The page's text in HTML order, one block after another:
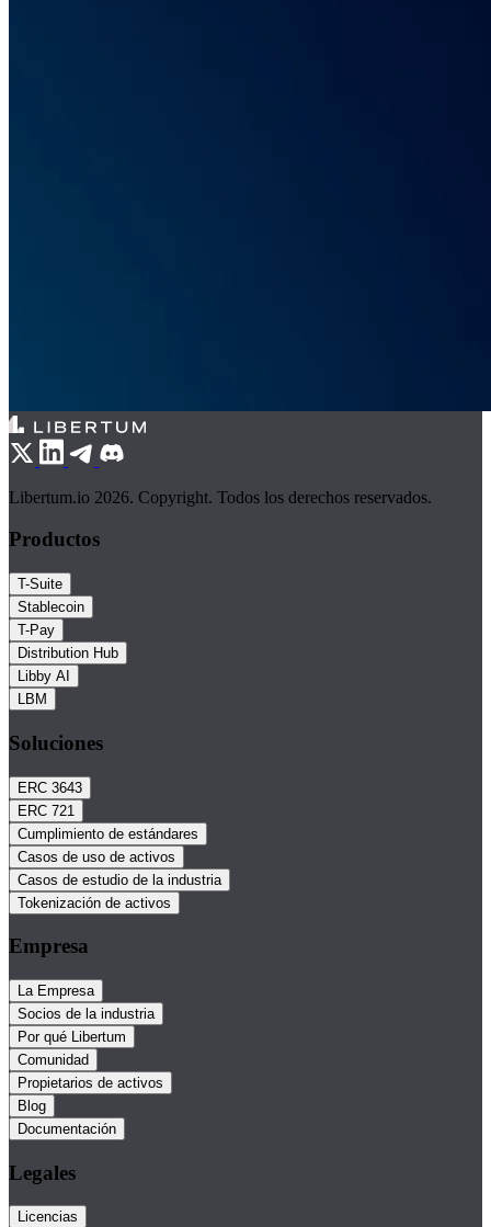
Libertum.io 2026. Copyright. Todos los derechos reservados.
Productos
T-Suite
Stablecoin
T-Pay
Distribution Hub
Libby AI
LBM
Soluciones
ERC 3643
ERC 721
Cumplimiento de estándares
Casos de uso de activos
Casos de estudio de la industria
Tokenización de activos
Empresa
La Empresa
Socios de la industria
Por qué Libertum
Comunidad
Propietarios de activos
Blog
Documentación
Legales
Licencias